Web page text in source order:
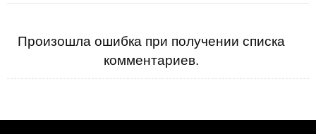
Произошла ошибка при получении списка
комментариев.